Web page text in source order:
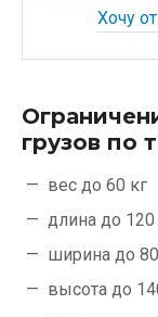
Хочу
грузов по
вес до 60 кг
длина до
ширина до
высота до